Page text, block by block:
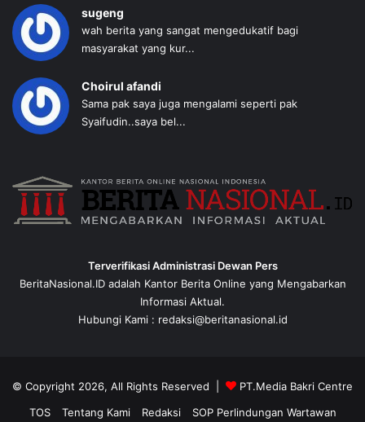
sugeng
wah berita yang sangat mengedukatif bagi
masyarakat yang kur...
Choirul afandi
Sama pak saya juga mengalami seperti pak
Syaifudin..saya bel...
Terverifikasi Administrasi Dewan Pers
BeritaNasional.ID adalah Kantor Berita Online yang Mengabarkan
Informasi Aktual.
Hubungi Kami : redaksi@beritanasional.id
© Copyright 2026, All Rights Reserved |
PT.Media Bakri Centre
TOS
Tentang Kami Redaksi SOP Perlindungan Wartawan